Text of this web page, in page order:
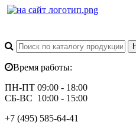
Время работы:
ПН-ПТ 09:00 - 18:00
СБ-ВС 10:00 - 15:00
+7 (495) 585-64-41